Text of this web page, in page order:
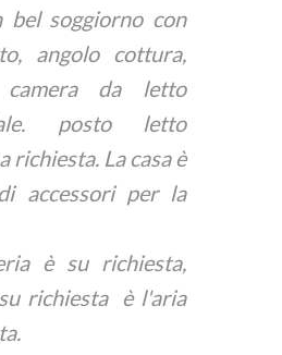
soggiorno con
angolo cottura,
da letto
posto letto
richiesta. La casa è
accessori per la
è su richiesta,
richiesta è l'aria